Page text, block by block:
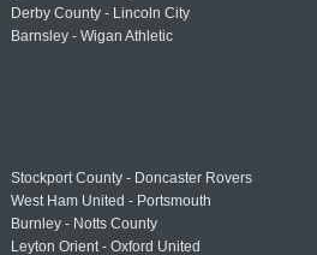
Derby County - Lincoln City
Barnsley - Wigan Athletic
Stockport County - Doncaster Rovers
West Ham United - Portsmouth
Burnley - Notts County
Leyton Orient - Oxford United